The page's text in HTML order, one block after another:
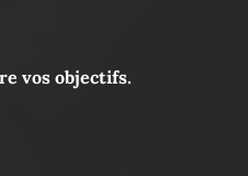
vos objectifs.